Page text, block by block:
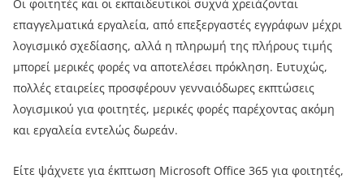
Οι φοιτητές και οι εκπαιδευτικοί συχνά χρειάζονται
επαγγελματικά εργαλεία, από επεξεργαστές εγγράφων μέχρι
λογισμικό σχεδίασης, αλλά η πληρωμή της πλήρους τιμής
μπορεί μερικές φορές να αποτελέσει πρόκληση. Ευτυχώς,
πολλές εταιρείες προσφέρουν γενναιόδωρες εκπτώσεις
λογισμικού για φοιτητές, μερικές φορές παρέχοντας ακόμη
και εργαλεία εντελώς δωρεάν.
Είτε ψάχνετε για έκπτωση Microsoft Office 365 για φοιτητές,